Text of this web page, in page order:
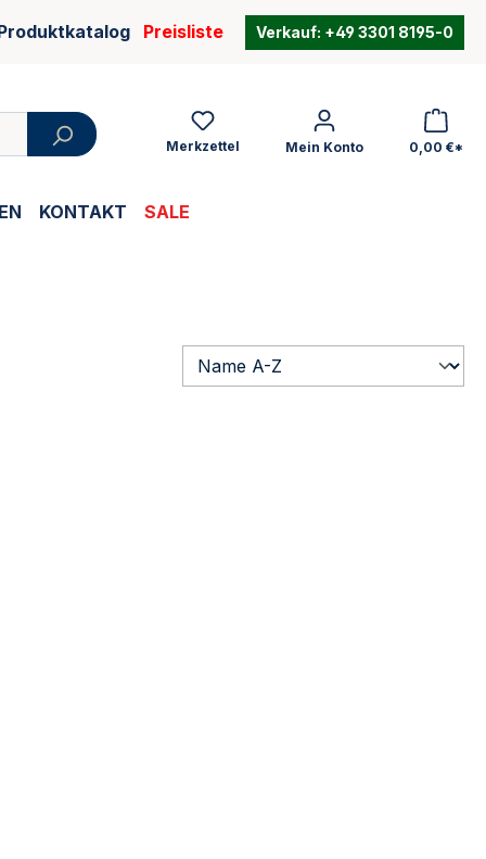
Preisliste Verkauf: +49 3301 8195-0
Merkzettel Mein Konto 0,00 €*
KONTAKT SALE